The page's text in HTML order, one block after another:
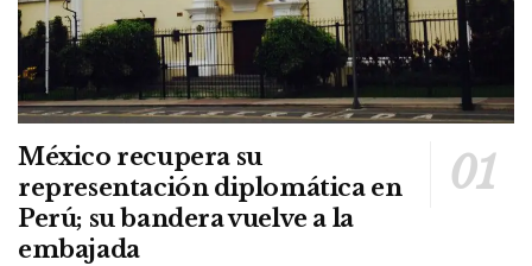
México recupera su
representación diplomática en
Perú; su bandera vuelve a la
embajada